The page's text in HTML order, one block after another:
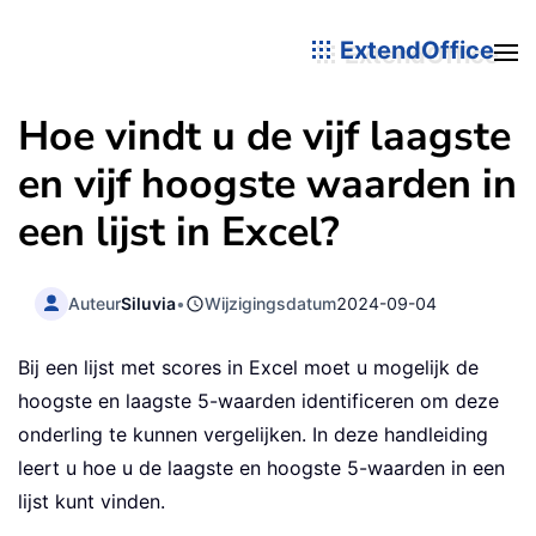
ExtendOffice
Hoe vindt u de vijf laagste
en vijf hoogste waarden in
een lijst in Excel?
AuteurSiluvia• Wijzigingsdatum2024-09-04
Bij een lijst met scores in Excel moet u mogelijk de
hoogste en laagste 5-waarden identificeren om deze
onderling te kunnen vergelijken. In deze handleiding
leert u hoe u de laagste en hoogste 5-waarden in een
lijst kunt vinden.